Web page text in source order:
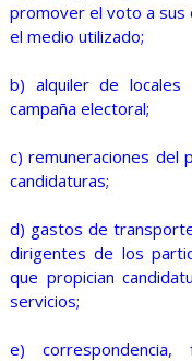
promover el voto a sus
el medio utilizado;
b) alquiler de
campaña electoral;
c) remuneraciones del
candidaturas;
d) gastos de
dirigentes de los
que propician
servicios;
e)